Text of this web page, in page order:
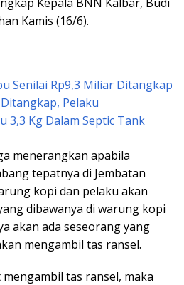
Kamis (16/6).
Senilai Rp9,3 Miliar Ditangkap
Pelaku
3,3 Kg Dalam Septic Tank
menerangkan apabila
tepatnya di Jembatan
kopi dan pelaku akan
dibawanya di warung kopi
akan ada seseorang yang
mengambil tas ransel.
tas ransel, maka